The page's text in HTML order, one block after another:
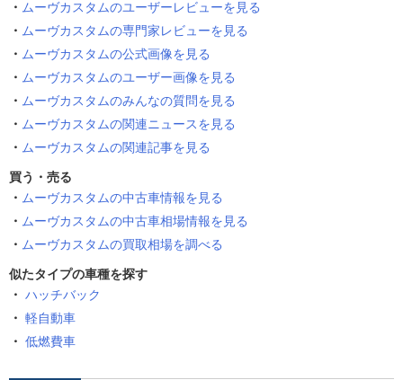
ムーヴカスタムのユーザーレビューを見る
ムーヴカスタムの専門家レビューを見る
ムーヴカスタムの公式画像を見る
ムーヴカスタムのユーザー画像を見る
ムーヴカスタムのみんなの質問を見る
ムーヴカスタムの関連ニュースを見る
ムーヴカスタムの関連記事を見る
買う・売る
ムーヴカスタムの中古車情報を見る
ムーヴカスタムの中古車相場情報を見る
ムーヴカスタムの買取相場を調べる
似たタイプの車種を探す
ハッチバック
軽自動車
低燃費車